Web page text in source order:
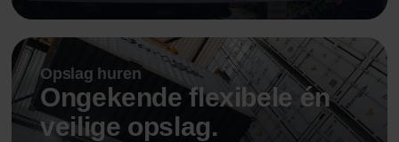
Opslag huren
Ongekende flexibele én
veilige opslag.